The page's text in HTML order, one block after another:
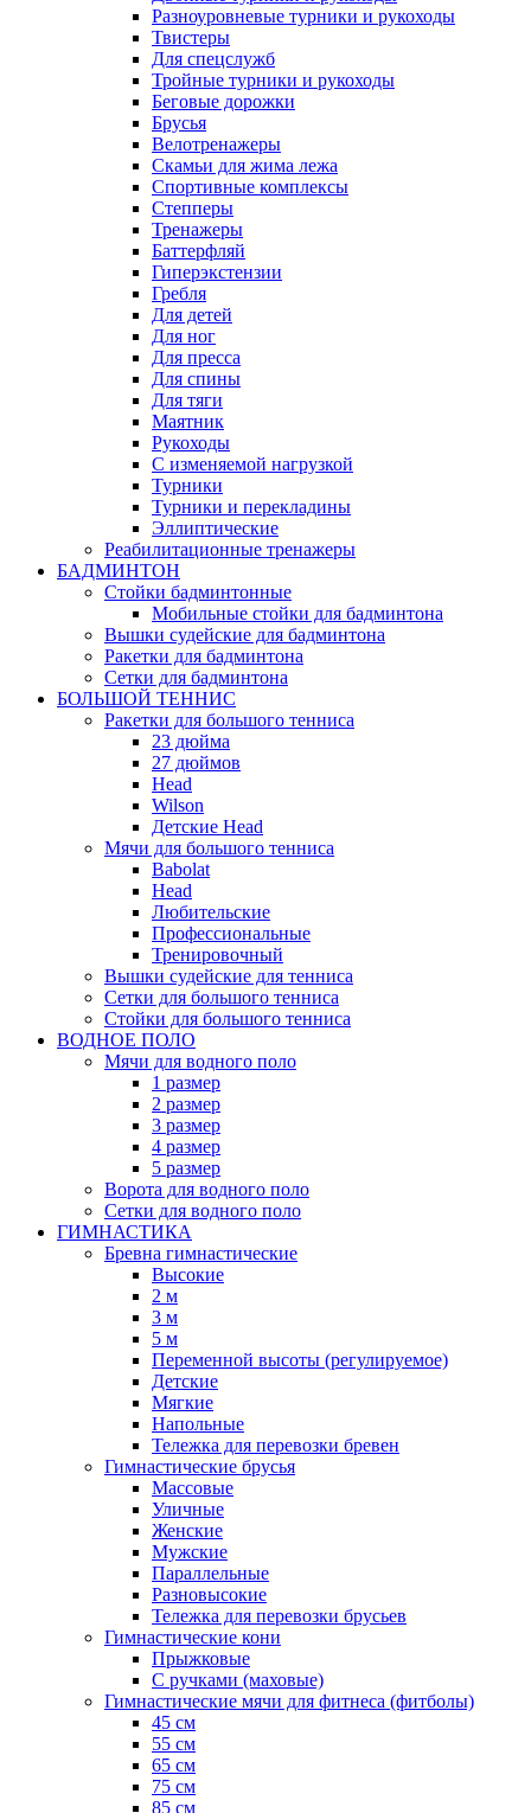
Разноуровневые турники и рукоходы
Твистеры
Для спецслужб
Тройные турники и рукоходы
Беговые дорожки
Брусья
Велотренажеры
Скамьи для жима лежа
Спортивные комплексы
Степперы
Тренажеры
Баттерфляй
Гиперэкстензии
Гребля
Для детей
Для ног
Для пресса
Для спины
Для тяги
Маятник
Рукоходы
С изменяемой нагрузкой
Турники
Турники и перекладины
Эллиптические
Реабилитационные тренажеры
БАДМИНТОН
Стойки бадминтонные
Мобильные стойки для бадминтона
Вышки судейские для бадминтона
Ракетки для бадминтона
Сетки для бадминтона
БОЛЬШОЙ ТЕННИС
Ракетки для большого тенниса
23 дюйма
27 дюймов
Head
Wilson
Детские Head
Мячи для большого тенниса
Babolat
Head
Любительские
Профессиональные
Тренировочный
Вышки судейские для тенниса
Сетки для большого тенниса
Стойки для большого тенниса
ВОДНОЕ ПОЛО
Мячи для водного поло
1 размер
2 размер
3 размер
4 размер
5 размер
Ворота для водного поло
Сетки для водного поло
ГИМНАСТИКА
Бревна гимнастические
Высокие
2 м
3 м
5 м
Переменной высоты (регулируемое)
Детские
Мягкие
Напольные
Тележка для перевозки бревен
Гимнастические брусья
Массовые
Уличные
Женские
Мужские
Параллельные
Разновысокие
Тележка для перевозки брусьев
Гимнастические кони
Прыжковые
С ручками (маховые)
Гимнастические мячи для фитнеса (фитболы)
45 см
55 см
65 см
75 см
85 см